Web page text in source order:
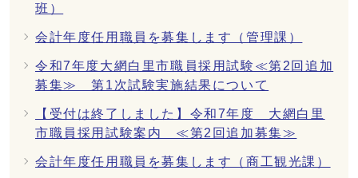
班）
会計年度任用職員を募集します（管理課）
令和7年度大網白里市職員採用試験≪第2回追加
募集≫ 第1次試験実施結果について
【受付は終了しました】令和7年度 大網白里
市職員採用試験案内 ≪第2回追加募集≫
会計年度任用職員を募集します（商工観光課）